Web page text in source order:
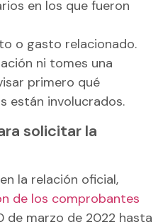
en los que fueron
o gasto relacionado.
ni tomes una
primero qué
están involucrados.
solicitar la
la relación oficial,
de los comprobantes
de marzo de 2022 hasta